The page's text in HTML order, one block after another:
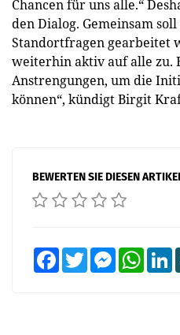
Chancen für uns alle.“
den Dialog. Gemeinsam
Standortfragen gearbeitet
weiterhin aktiv auf alle zu.
Anstrengungen, um die
können“, kündigt Birgit
BEWERTEN SIE DIESEN
FacebookTwitter Messenger